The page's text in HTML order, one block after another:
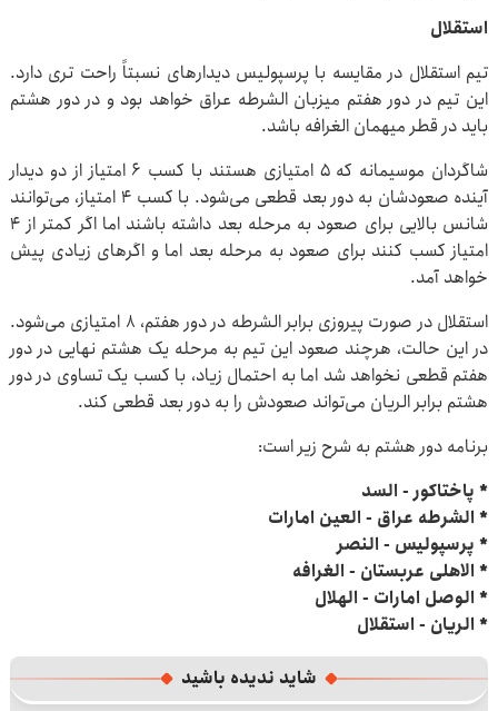
استقلال
تیم استقلال در مقایسه با پرسپولیس دیدارهای نسبتاً راحت تری دارد.
این تیم در دور هفتم میزبان الشرطه عراق خواهد بود و در دور هشتم
باید در قطر میهمان الغرافه باشد.
شاگردان موسیمانه که ۵ امتیازی هستند با کسب ۶ امتیاز از دو دیدار
آینده صعودشان به دور بعد قطعی می‌شود. با کسب ۴ امتیاز، می‌توانند
شانس بالایی برای صعود به مرحله بعد داشته باشند اما اگر کمتر از ۴
امتیاز کسب کنند برای صعود به مرحله بعد اما و اگرهای زیادی پیش
خواهد آمد.
استقلال در صورت پیروزی برابر الشرطه در دور هفتم، ۸ امتیازی می‌شود.
در این حالت، هرچند صعود این تیم به مرحله یک هشتم نهایی در دور
هفتم قطعی نخواهد شد اما به احتمال زیاد، با کسب یک تساوی در دور
هشتم برابر الریان می‌تواند صعودش را به دور بعد قطعی کند.
برنامه دور هشتم به شرح زیر است:
* پاختاکور - السد
* الشرطه عراق - العین امارات
* پرسپولیس - النصر
* الاهلی عربستان - الغرافه
* الوصل امارات - الهلال
* الریان - استقلال
شاید ندیده باشید